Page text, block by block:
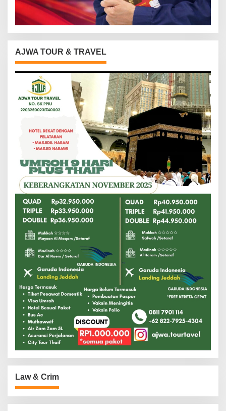
AJWA TOUR & TRAVEL
Law & Crim